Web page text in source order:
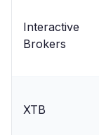
Interactive
Brokers
XTB